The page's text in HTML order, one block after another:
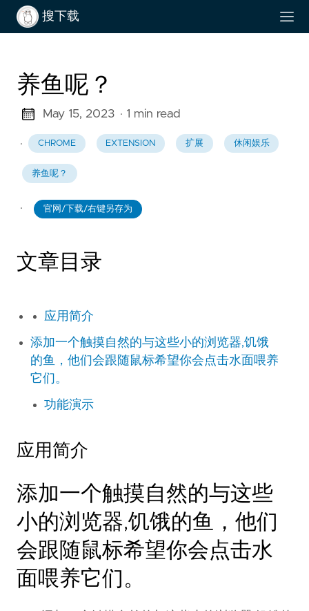
搜下载
养鱼呢？
May 15, 2023 · 1 min read
· CHROME EXTENSION 扩展 休闲娱乐
养鱼呢？
· 官网/下载/右键另存为
文章目录
应用简介
添加一个触摸自然的与这些小的浏览器,饥饿
的鱼，他们会跟随鼠标希望你会点击水面喂养
它们。
功能演示
应用简介
添加一个触摸自然的与这些
小的浏览器,饥饿的鱼，他们
会跟随鼠标希望你会点击水
面喂养它们。